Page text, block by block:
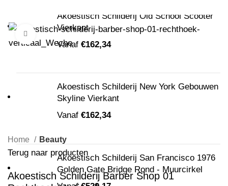
Klik om te vergroten
Home Beauty
Terug naar producten
Akoestisch Schilderij Barber Shop 01
Akoestisch Schilderij Old School Scooter
Vierkant
Vanaf €162,34
Akoestisch Schilderij New York Gebouwen
Skyline Vierkant
Vanaf €162,34
Akoestisch Schilderij San Francisco 1976
Golden Gate Bridge Rond - Muurcirkel